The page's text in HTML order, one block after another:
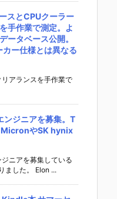
スとCPUクーラー
手作業で測定。よ
ータベース公開。
ー仕様とは異なる
アランスを手作業で
ンジニアを募集。T
やSK hynix
ニアを募集している
ました。 Elon ...